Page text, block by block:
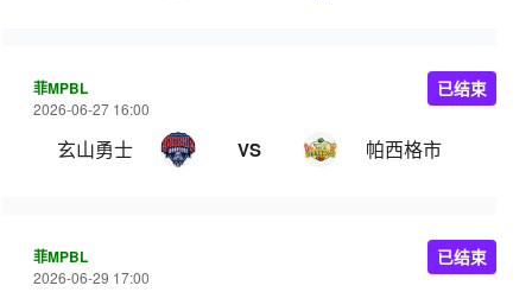
菲MPBL
2026-06-27 16:00
玄山勇士 VS 帕西格市
已结束
菲MPBL
2026-06-29 17:00
已结束